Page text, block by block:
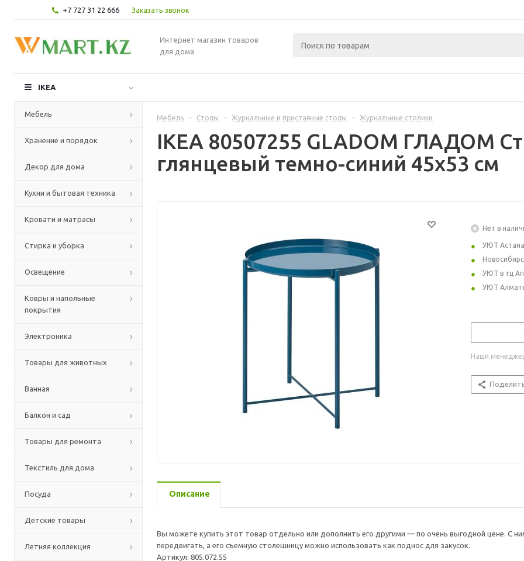
+7 727 31 22 666 Заказать звонок
Интернет магазин товаров
для дома
IKEA
Мебель
Хранение и порядок
Декор для дома
Кухни и бытовая техника
Кровати и матрасы
Стирка и уборка
Освещение
Ковры и напольные
покрытия
Электроника
Товары для животных
Ванная
Балкон и сад
Товары для ремонта
Текстиль для дома
Посуда
Детские товары
Летняя коллекция
Мебель - Столы - Журнальные и приставные столы - Журнальные столики
IKEA 80507255 GLADOM ГЛАДОМ
глянцевый темно-синий 45x53 см
Нет в
УЮТ Астана
УЮТ в тц
УЮТ
Наши
Описание
Вы можете купить этот товар отдельно или дополнить его другими — по очень выгодной цене. С
передвигать, а его съемную столешницу можно использовать как поднос для закусок.
Артикул: 805.072.55